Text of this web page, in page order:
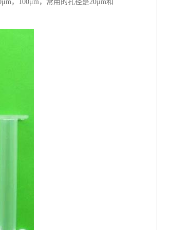
，100μm，常用的孔径是20μm和